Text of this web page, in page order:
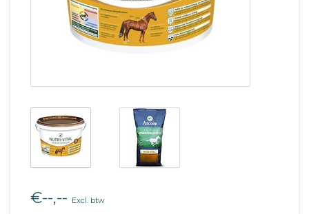
€--,-- Excl. btw